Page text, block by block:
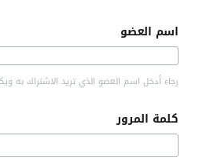
اسم العضو
رجاء أدخل اسم العضو الذي تريد الاشتراك به
كلمة المرور